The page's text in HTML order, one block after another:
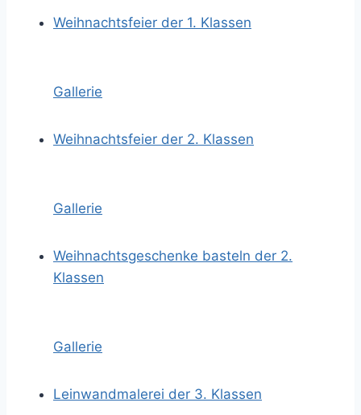
Weihnachtsfeier der 1. Klassen
Gallerie
Weihnachtsfeier der 2. Klassen
Gallerie
Weihnachtsgeschenke basteln der 2.
Klassen
Gallerie
Leinwandmalerei der 3. Klassen